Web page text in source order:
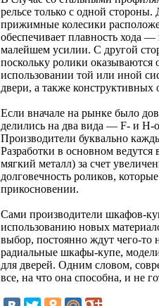
рельсе только с одной
прижимные колесики
обеспечивает плавность хода
малейшем усилии. С другой
поскольку ролики
использовании той или иной
двери, а также
Если вначале на рынке было
делились на два вида — F- и H-
Производители буквально
Разработки в основном
мягкий металл) за счет
долговечность роликов,
прикосновении.
Сами производители шкафов-
использованию новых
выбор, постоянно ждут чего-то
радиальные шкафы-купе,
для дверей. Одним словом,
все, на что она способна, и не